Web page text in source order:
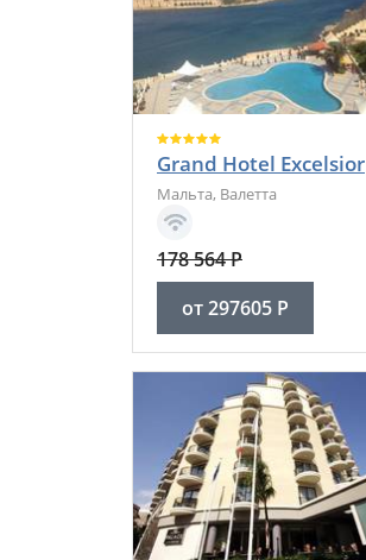
Grand Hotel Excelsior
Мальта, Валетта
178 564Р
от297605 Р